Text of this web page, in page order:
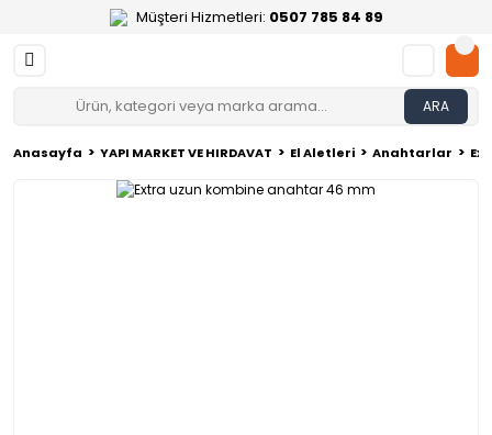
Müşteri Hizmetleri: 0507 785 84 89
ARA
Anasayfa YAPI MARKET VE HIRDAVAT El Aletleri Anahtarlar